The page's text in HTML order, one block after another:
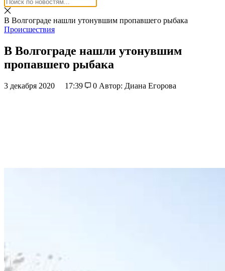
В Волгограде нашли утонувшим пропавшего рыбака
Происшествия
В Волгограде нашли утонувшим
пропавшего рыбака
3 декабря 2020 17:39 0 Автор: Диана Егорова